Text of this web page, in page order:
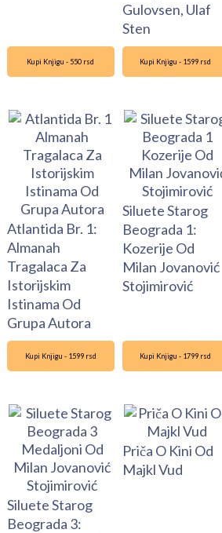
Gulovsen, Ulaf
Sten
Kupi Knjigu - 550 rsd
Atlantida Br. 1:
Almanah
Tragalaca Za
Istorijskim
Istinama Od
Grupa Autora
Kupi Knjigu - 1599 rsd
Siluete Starog
Beograda 1:
Kozerije Od
Milan Jovanović
Stojimirović
Kupi Knjigu - 1599 rsd
Siluete Starog
Beograda 3:
Kupi Knjigu - 1799 rsd
Priča O Kini Od
Majkl Vud